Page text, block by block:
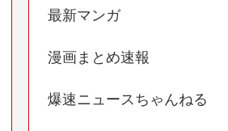
最新マンガ
漫画まとめ速報
爆速ニュースちゃんねる